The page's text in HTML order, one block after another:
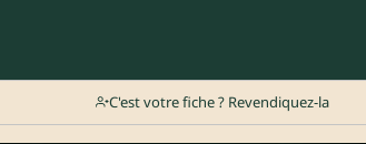
C'est votre fiche ? Revendiquez-la